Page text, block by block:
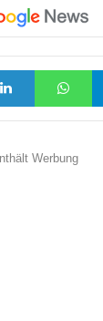
LinkedIn
Werbung